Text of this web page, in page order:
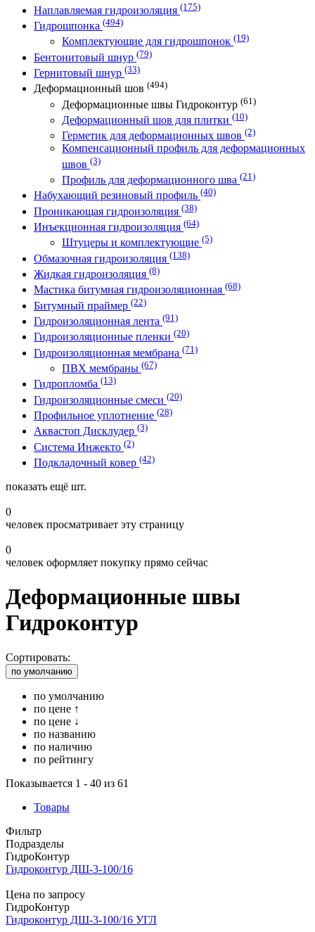
Наплавляемая гидроизоляция (175)
Гидрошпонка (494)
Комплектующие для гидрошпонок (19)
Бентонитовый шнур (79)
Гернитовый шнур (33)
Деформационный шов (494)
Деформационные швы Гидроконтур (61)
Деформационный шов для плитки (10)
Герметик для деформационных швов (2)
Компенсационный профиль для деформационных
швов (3)
Профиль для деформационного шва (21)
Набухающий резиновый профиль (40)
Проникающая гидроизоляция (38)
Инъекционная гидроизоляция (64)
Штуцеры и комплектующие (5)
Обмазочная гидроизоляция (138)
Жидкая гидроизоляция (8)
Мастика битумная гидроизоляционная (68)
Битумный праймер (22)
Гидроизоляционная лента (91)
Гидроизоляционные пленки (20)
Гидроизоляционная мембрана (71)
ПВХ мембраны (67)
Гидропломба (13)
Гидроизоляционные смеси (20)
Профильное уплотнение (28)
Аквастоп Дисклудер (3)
Система Инжекто (2)
Подкладочный ковер (42)
показать ещё шт.
0
человек просматривает эту страницу
0
человек оформляет покупку прямо сейчас
Деформационные швы
Гидроконтур
Сортировать:
по умолчанию
по умолчанию
по цене ↑
по цене ↓
по названию
по наличию
по рейтингу
Показывается 1 - 40 из 61
Товары
Фильтр
Подразделы
ГидроКонтур
Гидроконтур ДШ-3-100/16
Цена по запросу
ГидроКонтур
Гидроконтур ДШ-3-100/16 УГЛ